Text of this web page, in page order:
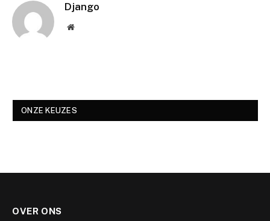
Django
Website
ONZE KEUZES
OVER ONS